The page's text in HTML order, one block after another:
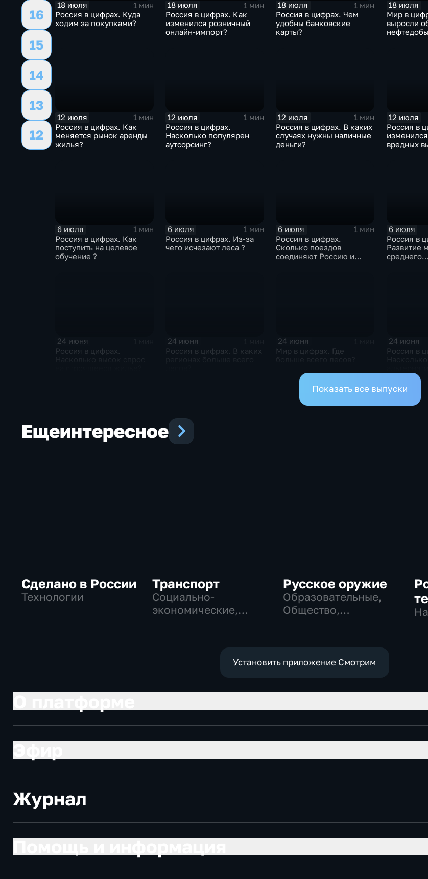
16
15
14
13
12
18 июля
1 мин
Россия в цифрах. Куда
ходим за покупками?
18 июля
1 мин
Россия в цифрах. Как
изменился розничный
онлайн-импорт?
18 июля
1 мин
Россия в цифрах. Чем
удобны банковские
карты?
18 июля
Мир в
выросли
12 июля
1 мин
Россия в цифрах. Как
меняется рынок аренды
жилья?
12 июля
1 мин
Россия в цифрах.
Насколько популярен
аутсорсинг?
12 июля
1 мин
Россия в цифрах. В каких
случаях нужны наличные
деньги?
12 июля
Россия в
вредных
6 июля
1 мин
Россия в цифрах. Как
поступить на целевое
обучение ?
6 июля
1 мин
Россия в цифрах. Из-за
чего исчезают леса ?
6 июля
1 мин
Россия в цифрах.
Сколько поездов
соединяют Россию и
6 июля
Россия в
Развитие
среднего
24 июня
Россия в цифрах.
24 июня
Россия в цифрах. В каких
24 июня
Мир в цифрах. Где
24 июня
Россия в
оплаты?
Показать все выпуски
Ещеинтересное
Сделано в России
Технологии
Транспорт
Социально-
экономические,
Русское оружие
Образовательные,
Общество,
Установить приложение Смотрим
Журнал